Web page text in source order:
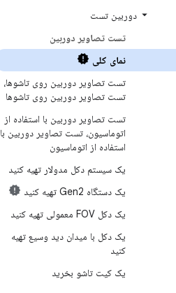
دوربین تست
تست تصاویر دوربین
نمای کلی
تست تصاویر دوربین روی تاشوها،
تست تصاویر دوربین روی تاشوها
تست تصاویر دوربین با استفاده از
اتوماسیون، تست تصاویر دوربین با
استفاده از اتوماسیون
یک سیستم دکل مدولار تهیه کنید
یک دستگاه Gen2 تهیه کنید
یک دکل FOV معمولی تهیه کنید
یک دکل با میدان دید وسیع تهیه
کنید
یک کیت تاشو بخرید